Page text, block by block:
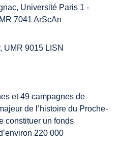
Université Paris 1 -
7041 ArScAn
UMR 9015 LISN
et 49 campagnes de
de l’histoire du Proche-
constituer un fonds
220 000